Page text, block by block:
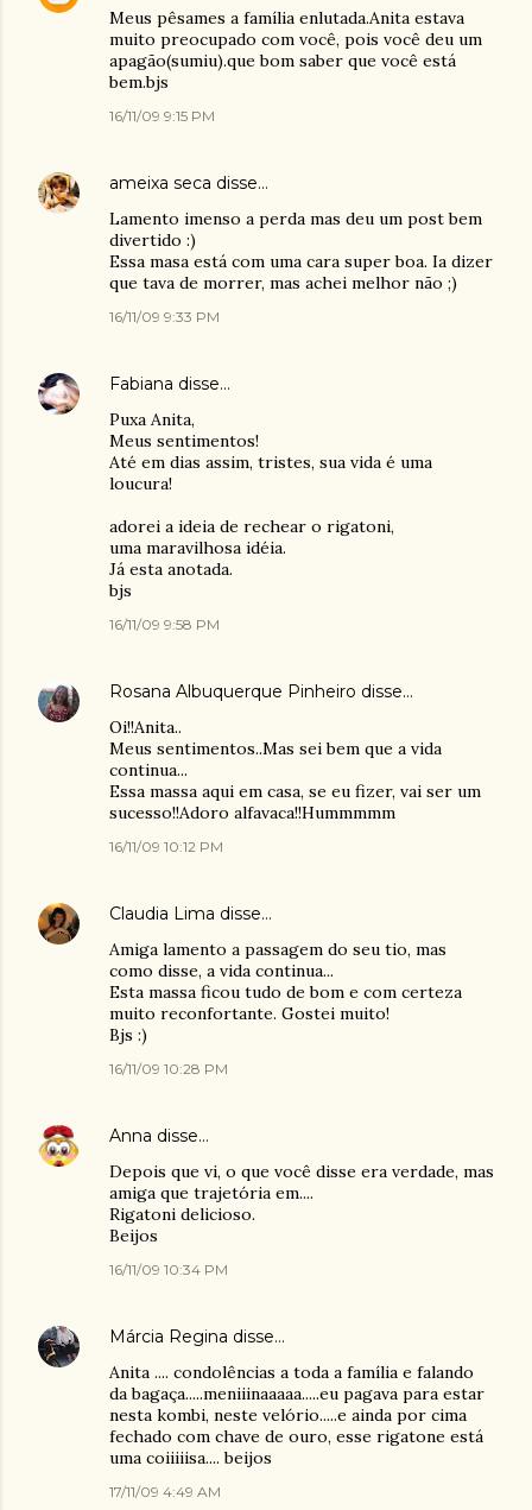
Meus pêsames a família enlutada.Anita estava
muito preocupado com você, pois você deu um
apagão(sumiu).que bom saber que você está
bem.bjs
16/11/09 9:15 PM
ameixa seca disse…
Lamento imenso a perda mas deu um post bem
divertido :)
Essa masa está com uma cara super boa. Ia dizer
que tava de morrer, mas achei melhor não ;)
16/11/09 9:33 PM
Fabiana disse…
Puxa Anita,
Meus sentimentos!
Até em dias assim, tristes, sua vida é uma
loucura!
adorei a ideia de rechear o rigatoni,
uma maravilhosa idéia.
Já esta anotada.
bjs
16/11/09 9:58 PM
Rosana Albuquerque Pinheiro disse…
Oi!!Anita..
Meus sentimentos..Mas sei bem que a vida
continua...
Essa massa aqui em casa, se eu fizer, vai ser um
sucesso!!Adoro alfavaca!!Hummmmm
16/11/09 10:12 PM
Claudia Lima disse…
Amiga lamento a passagem do seu tio, mas
como disse, a vida continua...
Esta massa ficou tudo de bom e com certeza
muito reconfortante. Gostei muito!
Bjs :)
16/11/09 10:28 PM
Anna disse…
Depois que vi, o que você disse era verdade, mas
amiga que trajetória em....
Rigatoni delicioso.
Beijos
16/11/09 10:34 PM
Márcia Regina disse…
Anita .... condolências a toda a família e falando
da bagaça.....meniiinaaaaa.....eu pagava para estar
nesta kombi, neste velório.....e ainda por cima
fechado com chave de ouro, esse rigatone está
uma coiiiiisa.... beijos
17/11/09 4:49 AM